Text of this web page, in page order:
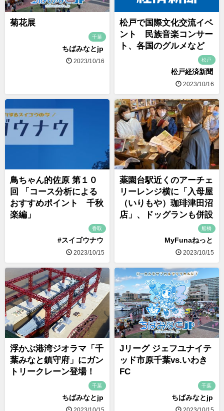
菊花展
千葉
ちばみなとjp
2023/10/16
松戸で国際文化交流イベ
ント 民族音楽コンサー
ト、各国のグルメなど
松戸
松戸経済新聞
2023/10/16
鳥ちゃん的佐原 第１０
回 「コース分析による
おすすめポイント 千秋
楽編」
香取
#スイゴウナウ
2023/10/15
薬園台駅近くのアーチェ
リーレンジ横に「入母屋
（いりもや）珈琲津田沼
店」、ドッグランも併設
船橋
MyFunaねっと
2023/10/15
浮かぶ港湾ジオラマ「千
葉みなと鎮守府」にガン
トリークレーン登場！
千葉
ちばみなとjp
Jリーグ ジェフユナイテ
ッド市原千葉vs.いわき
FC
千葉
ちばみなとjp